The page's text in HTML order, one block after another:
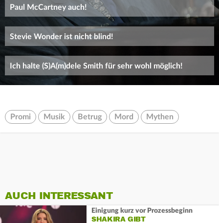
Paul McCartney auch!
Stevie Wonder ist nicht blind!
Ich halte (S)A(m)dele Smith für sehr wohl möglich!
Promi Musik Betrug Mord Mythen
AUCH INTERESSANT
Einigung kurz vor Prozessbeginn
SHAKIRA GIBT